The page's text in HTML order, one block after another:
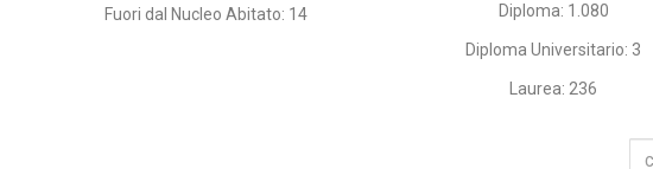
Fuori dal Nucleo Abitato: 14
Diploma: 1.080
Diploma Universitario: 3
Laurea: 236